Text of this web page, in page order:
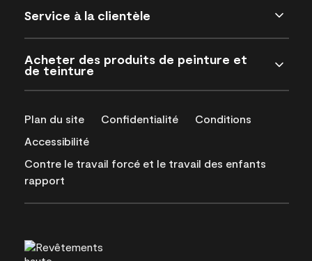
Service à la clientèle
Acheter des produits de peinture et
de teinture
Plan du site Confidentialité
Conditions
Accessibilité
Contre le travail forcé et le travail des enfants
rapport